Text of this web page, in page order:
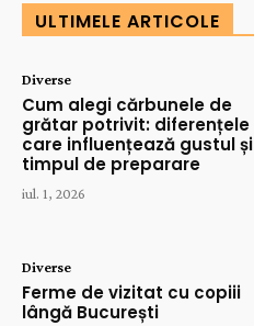
ULTIMELE ARTICOLE
Diverse
Cum alegi cărbunele de
grătar potrivit: diferențele
care influențează gustul și
timpul de preparare
iul. 1, 2026
Diverse
Ferme de vizitat cu copiii
lângă București